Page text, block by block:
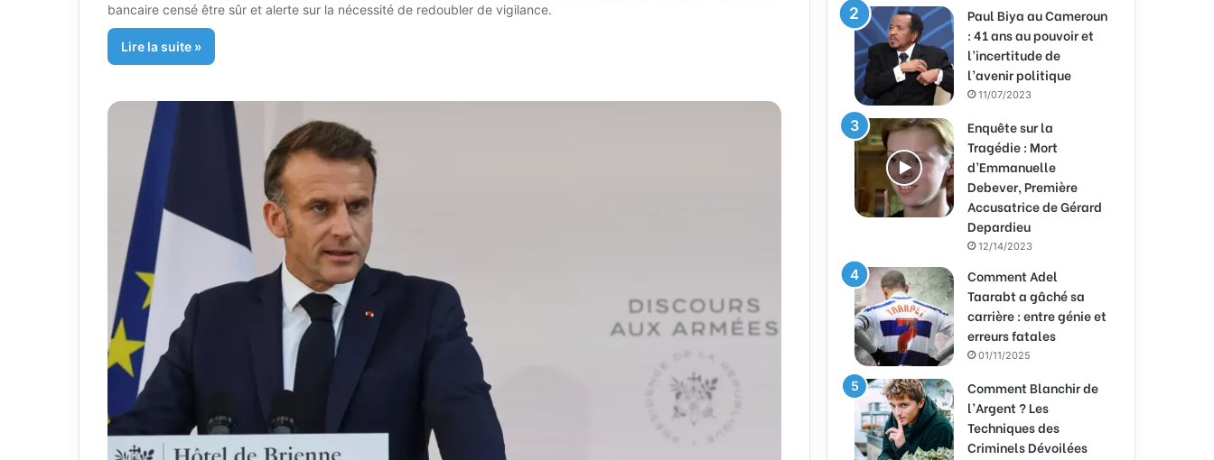
bancaire censé être sûr et alerte sur la nécessité de redoubler de vigilance.
Lire la suite »
Paul Biya au Cameroun
: 41 ans au pouvoir et
l’incertitude de
l’avenir politique
11/07/2023
Enquête sur la
Tragédie : Mort
d’Emmanuelle
Debever, Première
Accusatrice de Gérard
Depardieu
12/14/2023
Comment Adel
Taarabt a gâché sa
carrière : entre génie et
erreurs fatales
01/11/2025
Comment Blanchir de
l’Argent ? Les
Techniques des
Criminels Dévoilées